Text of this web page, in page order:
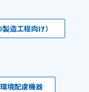
造工程向け）
環境配慮機器